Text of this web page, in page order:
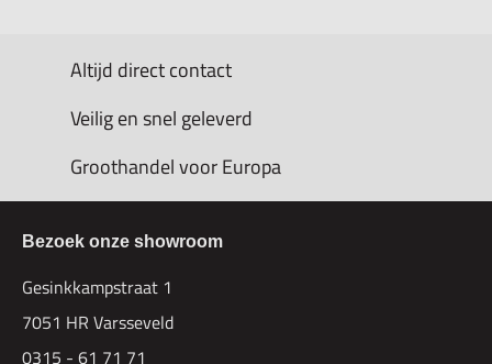
Altijd direct contact
Veilig en snel geleverd
Groothandel voor Europa
Bezoek onze showroom
Gesinkkampstraat 1
7051 HR Varsseveld
0315 - 61 71 71